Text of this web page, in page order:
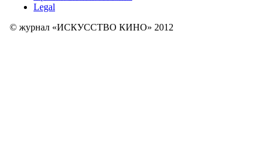
Legal
© журнал «ИСКУССТВО КИНО» 2012